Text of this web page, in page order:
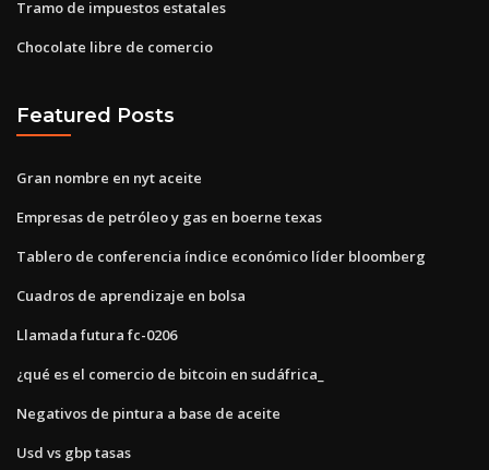
Tramo de impuestos estatales
Chocolate libre de comercio
Featured Posts
Gran nombre en nyt aceite
Empresas de petróleo y gas en boerne texas
Tablero de conferencia índice económico líder bloomberg
Cuadros de aprendizaje en bolsa
Llamada futura fc-0206
¿qué es el comercio de bitcoin en sudáfrica_
Negativos de pintura a base de aceite
Usd vs gbp tasas